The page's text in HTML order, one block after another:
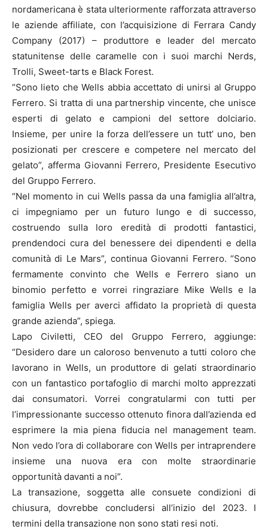
nordamericana è stata ulteriormente rafforzata attraverso
le aziende affiliate, con l’acquisizione di Ferrara Candy
Company (2017) – produttore e leader del mercato
statunitense delle caramelle con i suoi marchi Nerds,
Trolli, Sweet-tarts e Black Forest.
“Sono lieto che Wells abbia accettato di unirsi al Gruppo
Ferrero. Si tratta di una partnership vincente, che unisce
esperti di gelato e campioni del settore dolciario.
Insieme, per unire la forza dell’essere un tutt’ uno, ben
posizionati per crescere e competere nel mercato del
gelato”, afferma Giovanni Ferrero, Presidente Esecutivo
del Gruppo Ferrero.
“Nel momento in cui Wells passa da una famiglia all’altra,
ci impegniamo per un futuro lungo e di successo,
costruendo sulla loro eredità di prodotti fantastici,
prendendoci cura del benessere dei dipendenti e della
comunità di Le Mars”, continua Giovanni Ferrero. “Sono
fermamente convinto che Wells e Ferrero siano un
binomio perfetto e vorrei ringraziare Mike Wells e la
famiglia Wells per averci affidato la proprietà di questa
grande azienda”, spiega.
Lapo Civiletti, CEO del Gruppo Ferrero, aggiunge:
“Desidero dare un caloroso benvenuto a tutti coloro che
lavorano in Wells, un produttore di gelati straordinario
con un fantastico portafoglio di marchi molto apprezzati
dai consumatori. Vorrei congratularmi con tutti per
l’impressionante successo ottenuto finora dall’azienda ed
esprimere la mia piena fiducia nel management team.
Non vedo l’ora di collaborare con Wells per intraprendere
insieme una nuova era con molte straordinarie
opportunità davanti a noi”.
La transazione, soggetta alle consuete condizioni di
chiusura, dovrebbe concludersi all’inizio del 2023. I
termini della transazione non sono stati resi noti.